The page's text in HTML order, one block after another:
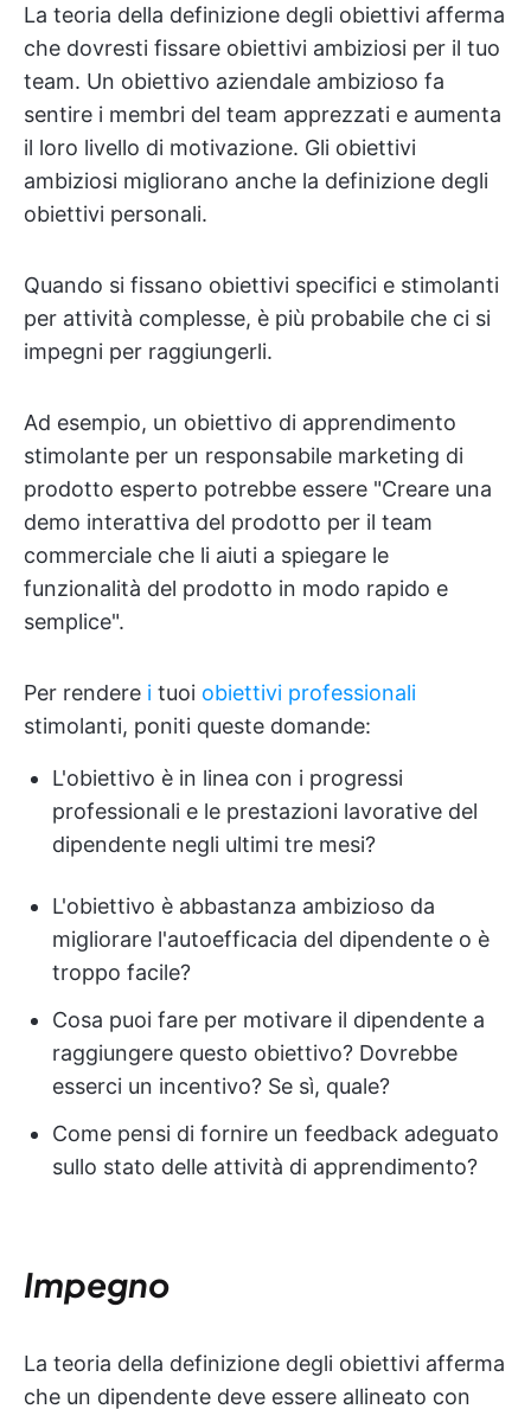
La teoria della definizione degli obiettivi afferma
che dovresti fissare obiettivi ambiziosi per il tuo
team. Un obiettivo aziendale ambizioso fa
sentire i membri del team apprezzati e aumenta
il loro livello di motivazione. Gli obiettivi
ambiziosi migliorano anche la definizione degli
obiettivi personali.
Quando si fissano obiettivi specifici e stimolanti
per attività complesse, è più probabile che ci si
impegni per raggiungerli.
Ad esempio, un obiettivo di apprendimento
stimolante per un responsabile marketing di
prodotto esperto potrebbe essere "Creare una
demo interattiva del prodotto per il team
commerciale che li aiuti a spiegare le
funzionalità del prodotto in modo rapido e
semplice".
Per rendere i tuoi obiettivi professionali
stimolanti, poniti queste domande:
L'obiettivo è in linea con i progressi
professionali e le prestazioni lavorative del
dipendente negli ultimi tre mesi?
L'obiettivo è abbastanza ambizioso da
migliorare l'autoefficacia del dipendente o è
troppo facile?
Cosa puoi fare per motivare il dipendente a
raggiungere questo obiettivo? Dovrebbe
esserci un incentivo? Se sì, quale?
Come pensi di fornire un feedback adeguato
sullo stato delle attività di apprendimento?
Impegno
La teoria della definizione degli obiettivi afferma
che un dipendente deve essere allineato con